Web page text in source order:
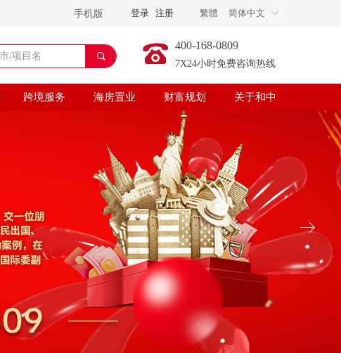
登录 注册
手机版 ꀅ
简体中文
繁體 文 En
끠
400-168-0809
7X24小时免费咨询热线
跨境服务 海房置业 财富规划 关于和中
ꁹ